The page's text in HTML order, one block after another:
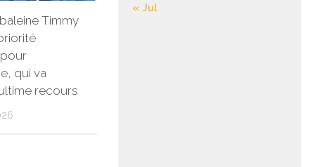
Timmy
qui va
recours
« Jul